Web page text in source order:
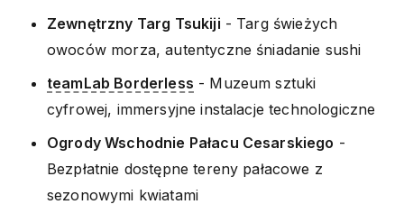
Zewnętrzny Targ Tsukiji - Targ świeżych
owoców morza, autentyczne śniadanie sushi
teamLab Borderless - Muzeum sztuki
cyfrowej, immersyjne instalacje technologiczne
Ogrody Wschodnie Pałacu Cesarskiego -
Bezpłatnie dostępne tereny pałacowe z
sezonowymi kwiatami